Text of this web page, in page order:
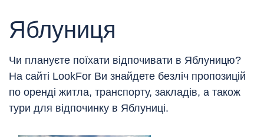
Яблуниця
Чи плануєте поїхати відпочивати в Яблуницю?
На сайті LookFor Ви знайдете безліч пропозицій
по оренді житла, транспорту, закладів, а також
тури для відпочинку в Яблуниці.